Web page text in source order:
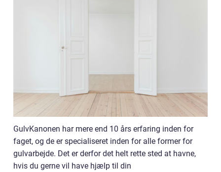
GulvKanonen har mere end 10 års erfaring inden for
faget, og de er specialiseret inden for alle former for
gulvarbejde. Det er derfor det helt rette sted at havne,
hvis du gerne vil have hjælp til din